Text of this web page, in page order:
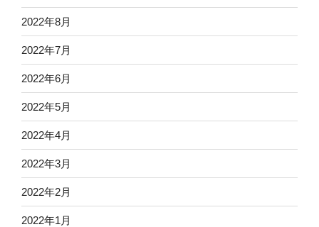
2022年8月
2022年7月
2022年6月
2022年5月
2022年4月
2022年3月
2022年2月
2022年1月